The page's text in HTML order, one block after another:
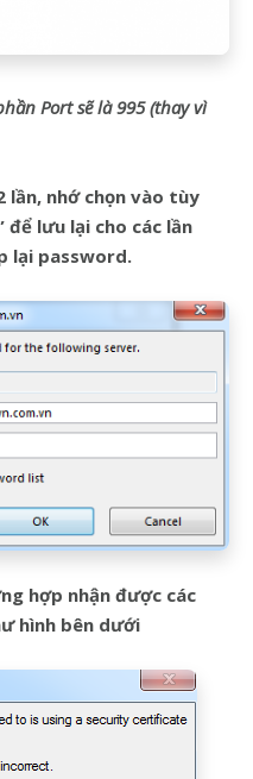
Port sẽ là 995 (thay vì
lần, nhớ chọn vào tùy
để lưu lại cho các lần
lại password.
hợp nhận được các
hình bên dưới